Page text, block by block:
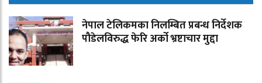
नेपाल टेलिकमका निलम्बित प्रबन्ध निर्देशक
पौडेलविरुद्ध फेरि अर्को भ्रष्टाचार मुद्दा